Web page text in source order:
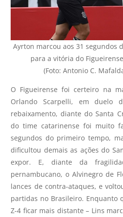
Ayrton marcou aos 31 segundos
para a vitória do
(Foto: Antonio C.
O Figueirense foi certeiro na
Orlando Scarpelli, em duelo
rebaixamento, diante do Santa
do time catarinense foi muito
segundos do primeiro tempo,
dificultou demais as ações do
expor. E, diante da
pernambucano, o Alvinegro de
lances de contra-ataques, e
partidas no Brasileiro. Enquanto
Z-4 ficar mais distante – Lins